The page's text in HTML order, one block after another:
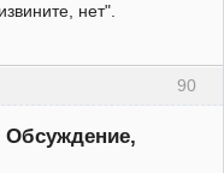
нет".
90
Обсуждение,